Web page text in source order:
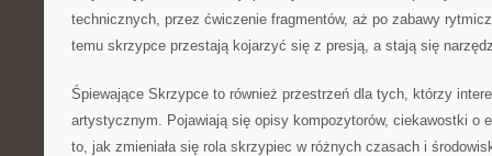
technicznych, przez ćwiczenie fragmentów, aż po zabawy
temu skrzypce przestają kojarzyć się z presją, a stają się
Śpiewające Skrzypce to również przestrzeń dla tych, którzy
artystycznym. Pojawiają się opisy kompozytorów, ciekawostki o
to, jak zmieniała się rola skrzypiec w różnych czasach i